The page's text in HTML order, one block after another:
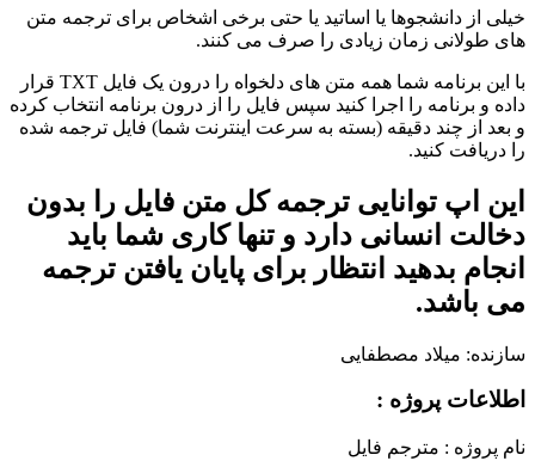
خیلی از دانشجوها یا اساتید یا حتی برخی اشخاص برای ترجمه متن
های طولانی زمان زیادی را صرف می کنند.
با این برنامه شما همه متن های دلخواه را درون یک فایل TXT قرار
داده و برنامه را اجرا کنید سپس فایل را از درون برنامه انتخاب کرده
و بعد از چند دقیقه (بسته به سرعت اینترنت شما) فایل ترجمه شده
را دریافت کنید.
این اپ توانایی ترجمه کل متن فایل را بدون
دخالت انسانی دارد و تنها کاری شما باید
انجام بدهید انتظار برای پایان یافتن ترجمه
می باشد.
سازنده: میلاد مصطفایی
اطلاعات پروژه :
نام پروژه : مترجم فایل